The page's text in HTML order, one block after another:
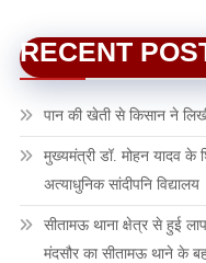
RECENT
पान की खेती से किसान ने
मुख्यमंत्री डॉ. मोहन यादव के
अत्याधुनिक सांदीपनि विद्यालय
सीतामऊ थाना क्षेत्र से हुई
मंदसौर का सीतामऊ थाने के